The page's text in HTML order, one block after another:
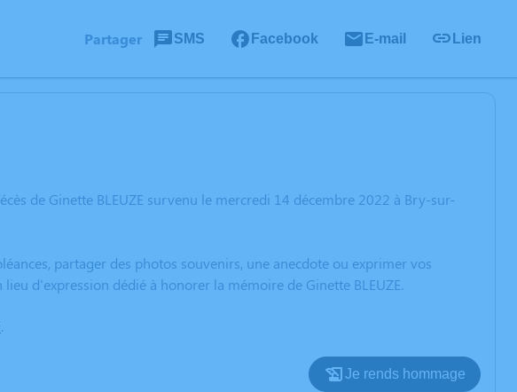
Partager SMS Facebook E-mail Lien
de Ginette BLEUZE survenu le mercredi 14 décembre 2022 à Bry-sur-
partager des photos souvenirs, une anecdote ou exprimer vos
d'expression dédié à honorer la mémoire de Ginette BLEUZE.
.
Je rends hommage